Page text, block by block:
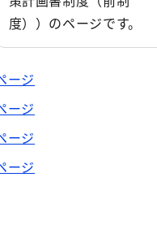
度））のページです。
ージ
ージ
ージ
ージ